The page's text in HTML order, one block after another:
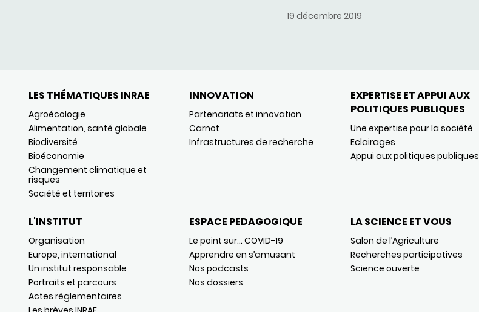
19 décembre 2019
LES THÉMATIQUES INRAE
Agroécologie
Alimentation, santé globale
Biodiversité
Bioéconomie
Changement climatique et
risques
Société et territoires
INNOVATION
Partenariats et innovation
Carnot
Infrastructures de recherche
EXPERTISE ET APPUI AUX
POLITIQUES PUBLIQUES
Une expertise pour la société
Eclairages
Appui aux politiques publiques
L'INSTITUT
Organisation
Europe, international
Un institut responsable
Portraits et parcours
Actes réglementaires
ESPACE PEDAGOGIQUE
Le point sur… COVID-19
Apprendre en s’amusant
Nos podcasts
Nos dossiers
LA SCIENCE ET VOUS
Salon de l’Agriculture
Recherches participatives
Science ouverte